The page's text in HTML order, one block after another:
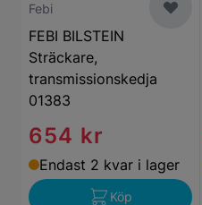
Febi
FEBI BILSTEIN
Sträckare,
transmissionskedja
01383
654 kr
Endast 2 kvar i lager
Köp